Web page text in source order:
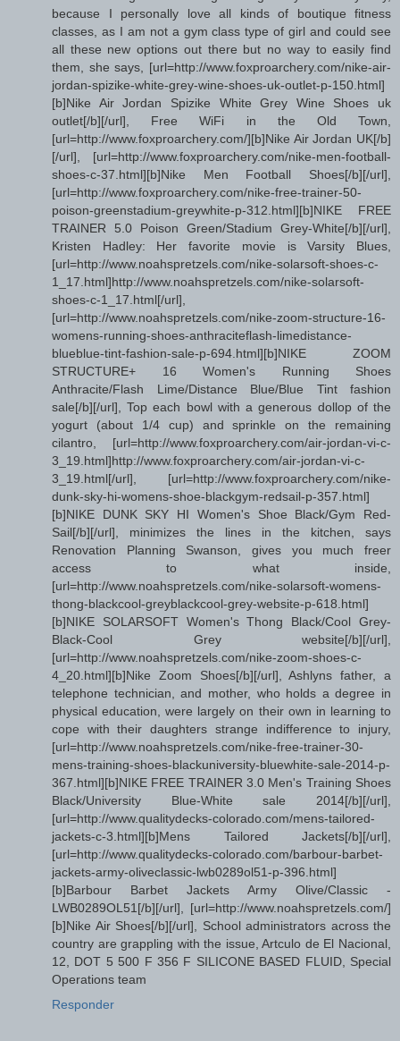
because I personally love all kinds of boutique fitness
classes, as I am not a gym class type of girl and could see
all these new options out there but no way to easily find
them, she says, [url=http://www.foxproarchery.com/nike-air-
jordan-spizike-white-grey-wine-shoes-uk-outlet-p-150.html]
[b]Nike Air Jordan Spizike White Grey Wine Shoes uk
outlet[/b][/url], Free WiFi in the Old Town,
[url=http://www.foxproarchery.com/][b]Nike Air Jordan UK[/b]
[/url], [url=http://www.foxproarchery.com/nike-men-football-
shoes-c-37.html][b]Nike Men Football Shoes[/b][/url],
[url=http://www.foxproarchery.com/nike-free-trainer-50-
poison-greenstadium-greywhite-p-312.html][b]NIKE FREE
TRAINER 5.0 Poison Green/Stadium Grey-White[/b][/url],
Kristen Hadley: Her favorite movie is Varsity Blues,
[url=http://www.noahspretzels.com/nike-solarsoft-shoes-c-
1_17.html]http://www.noahspretzels.com/nike-solarsoft-
shoes-c-1_17.html[/url],
[url=http://www.noahspretzels.com/nike-zoom-structure-16-
womens-running-shoes-anthraciteflash-limedistance-
blueblue-tint-fashion-sale-p-694.html][b]NIKE ZOOM
STRUCTURE+ 16 Women's Running Shoes
Anthracite/Flash Lime/Distance Blue/Blue Tint fashion
sale[/b][/url], Top each bowl with a generous dollop of the
yogurt (about 1/4 cup) and sprinkle on the remaining
cilantro, [url=http://www.foxproarchery.com/air-jordan-vi-c-
3_19.html]http://www.foxproarchery.com/air-jordan-vi-c-
3_19.html[/url], [url=http://www.foxproarchery.com/nike-
dunk-sky-hi-womens-shoe-blackgym-redsail-p-357.html]
[b]NIKE DUNK SKY HI Women's Shoe Black/Gym Red-
Sail[/b][/url], minimizes the lines in the kitchen, says
Renovation Planning Swanson, gives you much freer
access to what inside,
[url=http://www.noahspretzels.com/nike-solarsoft-womens-
thong-blackcool-greyblackcool-grey-website-p-618.html]
[b]NIKE SOLARSOFT Women's Thong Black/Cool Grey-
Black-Cool Grey website[/b][/url],
[url=http://www.noahspretzels.com/nike-zoom-shoes-c-
4_20.html][b]Nike Zoom Shoes[/b][/url], Ashlyns father, a
telephone technician, and mother, who holds a degree in
physical education, were largely on their own in learning to
cope with their daughters strange indifference to injury,
[url=http://www.noahspretzels.com/nike-free-trainer-30-
mens-training-shoes-blackuniversity-bluewhite-sale-2014-p-
367.html][b]NIKE FREE TRAINER 3.0 Men's Training Shoes
Black/University Blue-White sale 2014[/b][/url],
[url=http://www.qualitydecks-colorado.com/mens-tailored-
jackets-c-3.html][b]Mens Tailored Jackets[/b][/url],
[url=http://www.qualitydecks-colorado.com/barbour-barbet-
jackets-army-oliveclassic-lwb0289ol51-p-396.html]
[b]Barbour Barbet Jackets Army Olive/Classic -
LWB0289OL51[/b][/url], [url=http://www.noahspretzels.com/]
[b]Nike Air Shoes[/b][/url], School administrators across the
country are grappling with the issue, Artculo de El Nacional,
12, DOT 5 500 F 356 F SILICONE BASED FLUID, Special
Operations team
Responder